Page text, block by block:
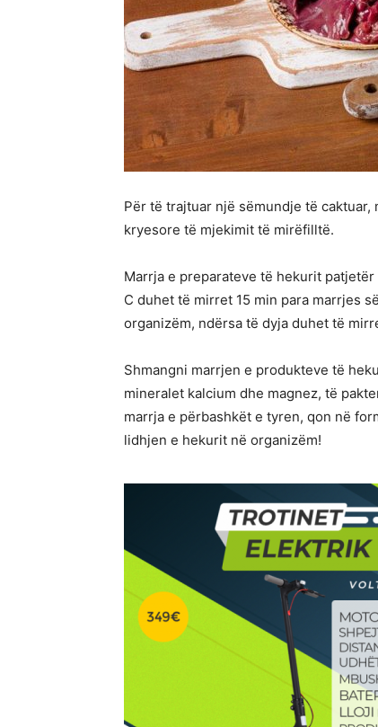
Për të trajtuar një sëmundje të
kryesore të mjekimit të mirëfilltë.
Marrja e preparateve të hekurit
C duhet të mirret 15 min para marrjes
organizëm, ndërsa të dyja duhet të
Shmangni marrjen e produkteve të
mineralet kalcium dhe magnez, të
marrja e përbashkët e tyren, qon në
lidhjen e hekurit në organizëm!